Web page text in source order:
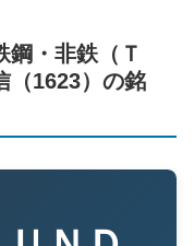
・非鉄（Ｔ
（1623）の銘